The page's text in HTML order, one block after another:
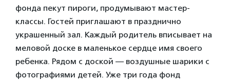
фонда пекут пироги, продумывают мастер-
классы. Гостей приглашают в празднично
украшенный зал. Каждый родитель вписывает на
меловой доске в маленькое сердце имя своего
ребенка. Рядом с доской — воздушные шарики с
фотографиями детей. Уже три года фонд